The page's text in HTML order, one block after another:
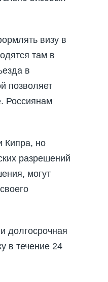
визу в
там в
в
позволяет
Россиянам
Кипра, но
разрешений
могут
долгосрочная
в течение 24